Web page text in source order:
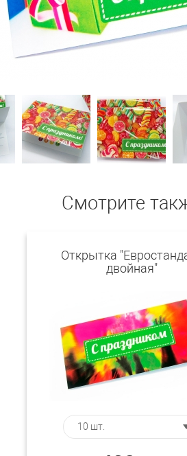
Смотрите
Открытка
двойная"